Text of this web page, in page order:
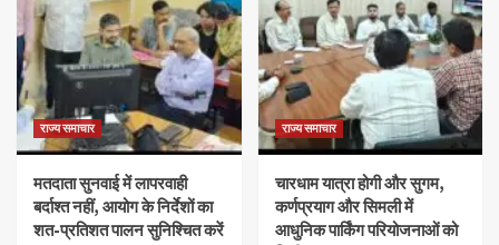
राज्य समाचार
मतदाता सुनवाई में लापरवाही
बर्दाश्त नहीं, आयोग के निर्देशों का
शत-प्रतिशत पालन सुनिश्चित करें
राज्य समाचार
चारधाम यात्रा होगी और सुगम,
कर्णप्रयाग और सिमली में
आधुनिक पार्किंग परियोजनाओं को